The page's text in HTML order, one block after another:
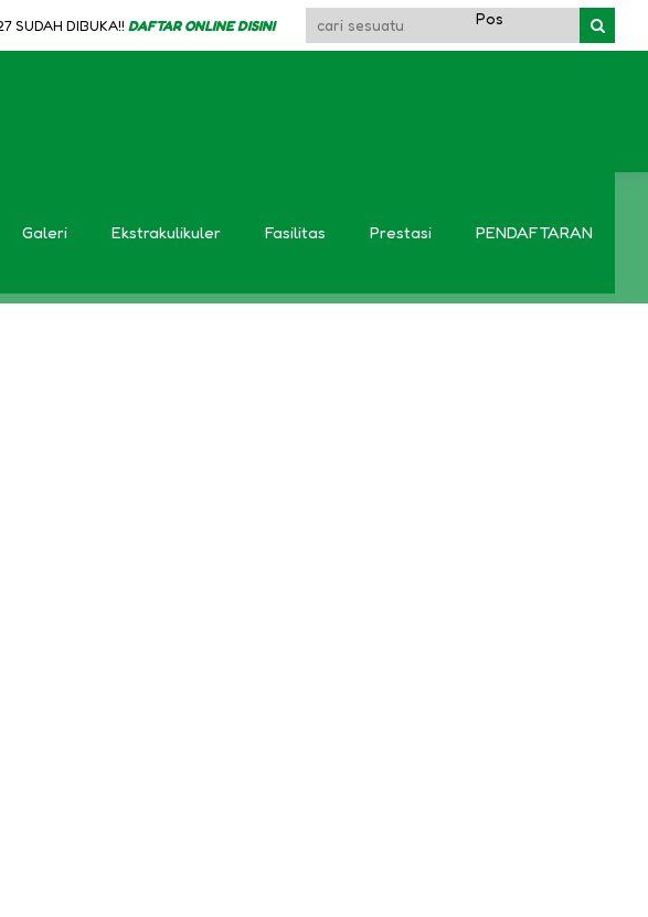
DIBUKA!!DAFTAR ONLINE DISINI
Galeri Ekstrakulikuler Fasilitas Prestasi PENDAFTARAN